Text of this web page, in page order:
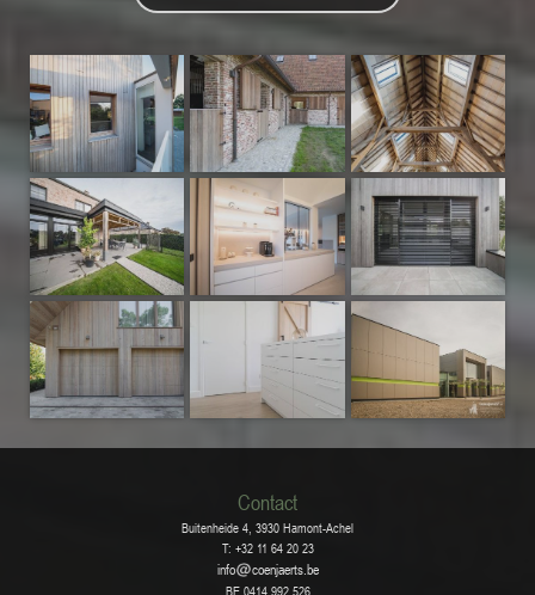
Contact
Buitenheide 4, 3930 Hamont-Achel
T: +32 11 64 20 23
info coenjaerts.be
BE 0414.992.526